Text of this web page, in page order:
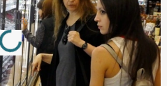
Loading...